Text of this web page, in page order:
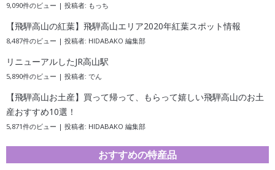
9,090件のビュー | 投稿者: もっち
【飛騨高山の紅葉】飛騨高山エリア2020年紅葉スポット情報
8,487件のビュー | 投稿者: HIDABAKO 編集部
リニューアルしたJR高山駅
5,890件のビュー | 投稿者: でん
【飛騨高山お土産】買って帰って、もらって嬉しい飛騨高山のお土
産おすすめ10選！
5,871件のビュー | 投稿者: HIDABAKO 編集部
おすすめの特産品